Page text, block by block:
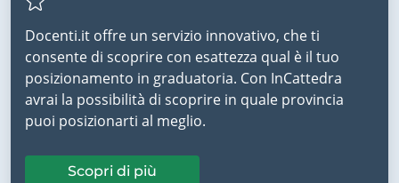
Docenti.it offre un servizio innovativo, che ti
consente di scoprire con esattezza qual è il tuo
posizionamento in graduatoria. Con InCattedra
avrai la possibilità di scoprire in quale provincia
puoi posizionarti al meglio.
Scopri di più